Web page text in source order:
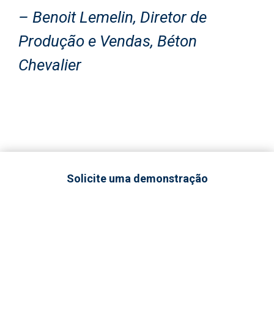
– Benoit Lemelin, Diretor de
Produção e Vendas, Béton
Chevalier
Solicite uma demonstração